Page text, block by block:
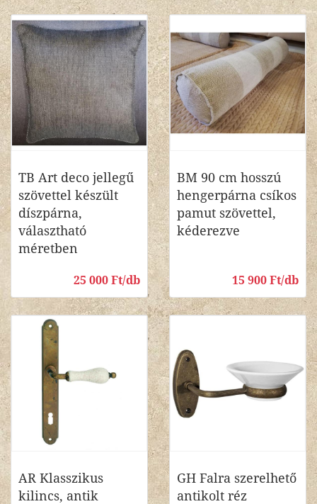
TB Art deco jellegű
szövettel készült
díszpárna,
választható
méretben
25 000 Ft/db
BM 90 cm hosszú
hengerpárna csíkos
pamut szövettel,
kéderezve
15 900 Ft/db
AR Klasszikus
kilincs, antik
GH Falra szerelhető
antikolt réz